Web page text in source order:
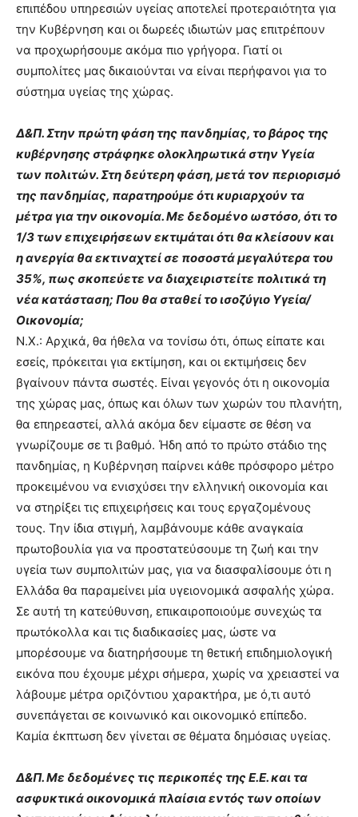
επιπέδου υπηρεσιών υγείας αποτελεί προτεραιότητα για
την Κυβέρνηση και οι δωρεές ιδιωτών μας επιτρέπουν
να προχωρήσουμε ακόμα πιο γρήγορα. Γιατί οι
συμπολίτες μας δικαιούνται να είναι περήφανοι για το
σύστημα υγείας της χώρας.
Δ&Π. Στην πρώτη φάση της πανδημίας, το βάρος της
κυβέρνησης στράφηκε ολοκληρωτικά στην Υγεία
των πολιτών. Στη δεύτερη φάση, μετά τον περιορισμό
της πανδημίας, παρατηρούμε ότι κυριαρχούν τα
μέτρα για την οικονομία. Με δεδομένο ωστόσο, ότι το
1/3 των επιχειρήσεων εκτιμάται ότι θα κλείσουν και
η ανεργία θα εκτιναχτεί σε ποσοστά μεγαλύτερα του
35%, πως σκοπεύετε να διαχειριστείτε πολιτικά τη
νέα κατάσταση; Που θα σταθεί το ισοζύγιο Υγεία/
Οικονομία;
Ν.Χ.: Αρχικά, θα ήθελα να τονίσω ότι, όπως είπατε και
εσείς, πρόκειται για εκτίμηση, και οι εκτιμήσεις δεν
βγαίνουν πάντα σωστές. Είναι γεγονός ότι η οικονομία
της χώρας μας, όπως και όλων των χωρών του πλανήτη,
θα επηρεαστεί, αλλά ακόμα δεν είμαστε σε θέση να
γνωρίζουμε σε τι βαθμό. Ήδη από το πρώτο στάδιο της
πανδημίας, η Κυβέρνηση παίρνει κάθε πρόσφορο μέτρο
προκειμένου να ενισχύσει την ελληνική οικονομία και
να στηρίξει τις επιχειρήσεις και τους εργαζομένους
τους. Την ίδια στιγμή, λαμβάνουμε κάθε αναγκαία
πρωτοβουλία για να προστατεύσουμε τη ζωή και την
υγεία των συμπολιτών μας, για να διασφαλίσουμε ότι η
Ελλάδα θα παραμείνει μία υγειονομικά ασφαλής χώρα.
Σε αυτή τη κατεύθυνση, επικαιροποιούμε συνεχώς τα
πρωτόκολλα και τις διαδικασίες μας, ώστε να
μπορέσουμε να διατηρήσουμε τη θετική επιδημιολογική
εικόνα που έχουμε μέχρι σήμερα, χωρίς να χρειαστεί να
λάβουμε μέτρα οριζόντιου χαρακτήρα, με ό,τι αυτό
συνεπάγεται σε κοινωνικό και οικονομικό επίπεδο.
Καμία έκπτωση δεν γίνεται σε θέματα δημόσιας υγείας.
Δ&Π. Με δεδομένες τις περικοπές της Ε.Ε. και τα
ασφυκτικά οικονομικά πλαίσια εντός των οποίων